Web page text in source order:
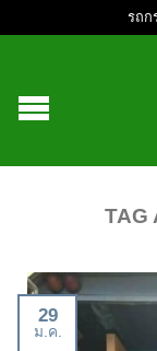
รถก
TAG
29
ม.ค.